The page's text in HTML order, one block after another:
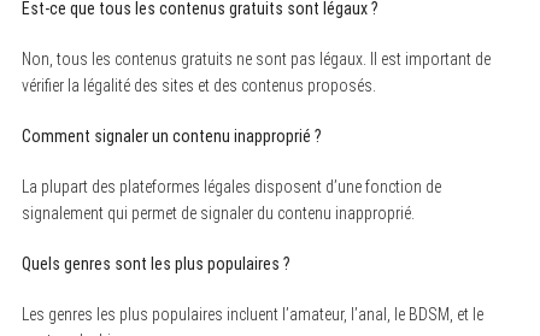
Est-ce que tous les contenus gratuits sont légaux ?
Non, tous les contenus gratuits ne sont pas légaux. Il est important de
vérifier la légalité des sites et des contenus proposés.
Comment signaler un contenu inapproprié ?
La plupart des plateformes légales disposent d’une fonction de
signalement qui permet de signaler du contenu inapproprié.
Quels genres sont les plus populaires ?
Les genres les plus populaires incluent l’amateur, l’anal, le BDSM, et le
c
f
r